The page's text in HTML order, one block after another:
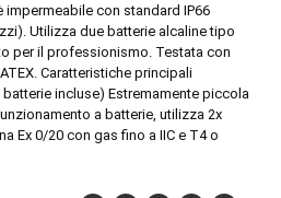
con standard IP66
Utilizza due batterie alcaline tipo
per il professionismo. Testata con
Caratteristiche principali
incluse) Estremamente piccola
a batterie, utilizza 2x
Ex 0/20 con gas fino a IIC e T4 o